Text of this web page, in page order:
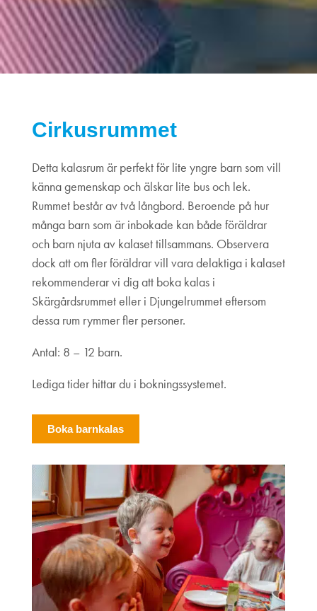
Cirkusrummet
Detta kalasrum är perfekt för lite yngre barn som vill
känna gemenskap och älskar lite bus och lek.
Rummet består av två långbord. Beroende på hur
många barn som är inbokade kan både föräldrar
och barn njuta av kalaset tillsammans. Observera
dock att om fler föräldrar vill vara delaktiga i kalaset
rekommenderar vi dig att boka kalas i
Skärgårdsrummet eller i Djungelrummet eftersom
dessa rum rymmer fler personer.
Antal: 8 – 12 barn.
Lediga tider hittar du i bokningssystemet.
Boka barnkalas